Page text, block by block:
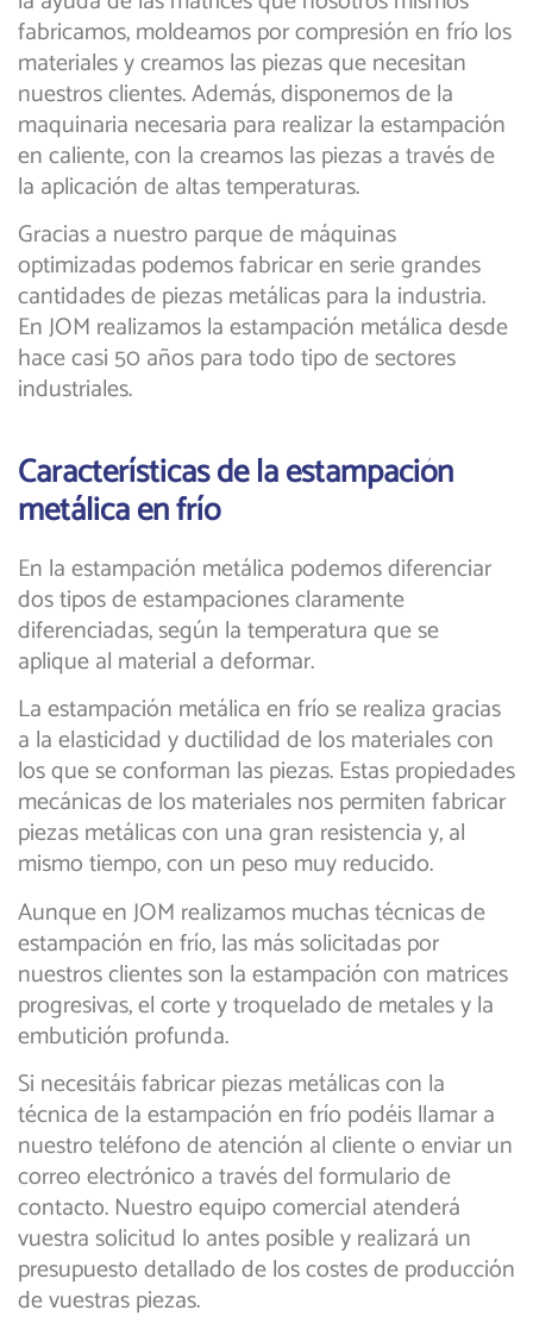
fabricamos, moldeamos por compresión en frío los
materiales y creamos las piezas que necesitan
nuestros clientes. Además, disponemos de la
maquinaria necesaria para realizar la estampación
en caliente, con la creamos las piezas a través de
la aplicación de altas temperaturas.
Gracias a nuestro parque de máquinas
optimizadas podemos fabricar en serie grandes
cantidades de piezas metálicas para la industria.
En JOM realizamos la estampación metálica desde
hace casi 50 años para todo tipo de sectores
industriales.
Características de la estampación
metálica en frío
En la estampación metálica podemos diferenciar
dos tipos de estampaciones claramente
diferenciadas, según la temperatura que se
aplique al material a deformar.
La estampación metálica en frío se realiza gracias
a la elasticidad y ductilidad de los materiales con
los que se conforman las piezas. Estas propiedades
mecánicas de los materiales nos permiten fabricar
piezas metálicas con una gran resistencia y, al
mismo tiempo, con un peso muy reducido.
Aunque en JOM realizamos muchas técnicas de
estampación en frío, las más solicitadas por
nuestros clientes son la estampación con matrices
progresivas, el corte y troquelado de metales y la
embutición profunda.
Si necesitáis fabricar piezas metálicas con la
técnica de la estampación en frío podéis llamar a
nuestro teléfono de atención al cliente o enviar un
correo electrónico a través del formulario de
contacto. Nuestro equipo comercial atenderá
vuestra solicitud lo antes posible y realizará un
presupuesto detallado de los costes de producción
de vuestras piezas.